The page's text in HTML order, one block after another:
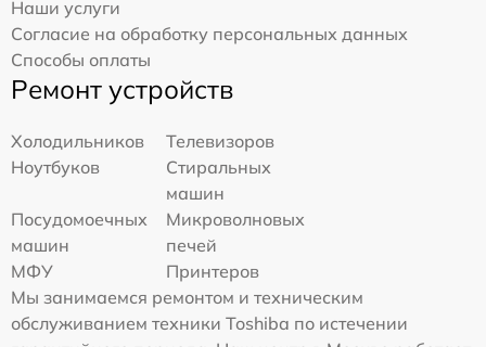
Наши услуги
Согласие на обработку персональных данных
Способы оплаты
Ремонт устройств
Холодильников
Телевизоров
Ноутбуков
Стиральных
машин
Посудомоечных
машин
Микроволновых
печей
МФУ
Принтеров
Мы занимаемся ремонтом и техническим
обслуживанием техники Toshiba по истечении